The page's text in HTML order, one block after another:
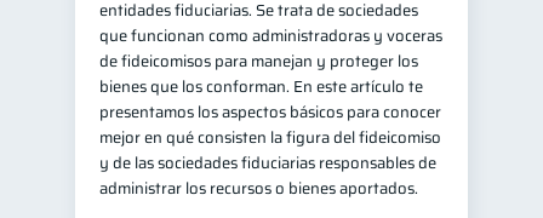
entidades fiduciarias. Se trata de sociedades
que funcionan como administradoras y voceras
de fideicomisos para manejan y proteger los
bienes que los conforman. En este artículo te
presentamos los aspectos básicos para conocer
mejor en qué consisten la figura del fideicomiso
y de las sociedades fiduciarias responsables de
administrar los recursos o bienes aportados.